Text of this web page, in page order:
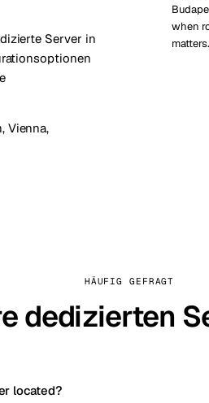
Server in
, Vienna,
when
matters.
HÄUFIG GEFRAGT
dedizierten
located?